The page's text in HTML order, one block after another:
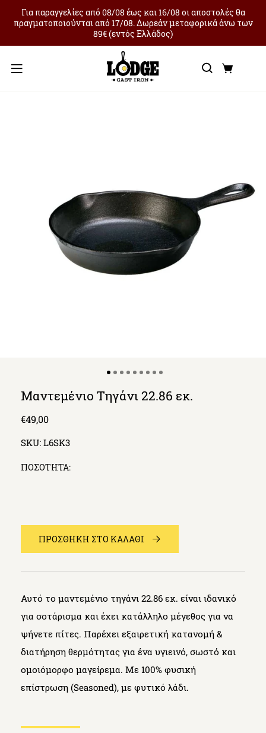
Για παραγγελίες από 08/08 έως και 16/08 οι αποστολές θα
πραγματοποιούνται από 17/08. Δωρεάν μεταφορικά άνω των
89€ (εντός Ελλάδος)
Μενού
Μαντεμένιο Τηγάνι 22.86 εκ.
Regular
€49,00
SKU: L6SK3
ΠΟΣΟΤΗΤΑ:
ΠΡΟΣΘΗΚΗ ΣΤΟ ΚΑΛΑΘΙ
Αυτό το μαντεμένιο τηγάνι 22.86 εκ. είναι ιδανικό
για σοτάρισμα και έχει κατάλληλο μέγεθος για να
ψήνετε πίτες. Παρέχει εξαιρετική κατανομή &
διατήρηση θερμότητας για ένα υγιεινό, σωστό και
ομοιόμορφο μαγείρεμα. Mε 100% φυσική
επίστρωση (Seasoned), με φυτικό λάδι.